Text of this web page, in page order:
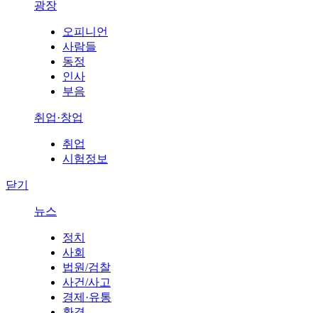
광장
오피니언
사람들
동정
인사
부음
취업·창업
취업
시험정보
닫기
뉴스
정치
사회
법원/검찰
사건/사고
경제·유통